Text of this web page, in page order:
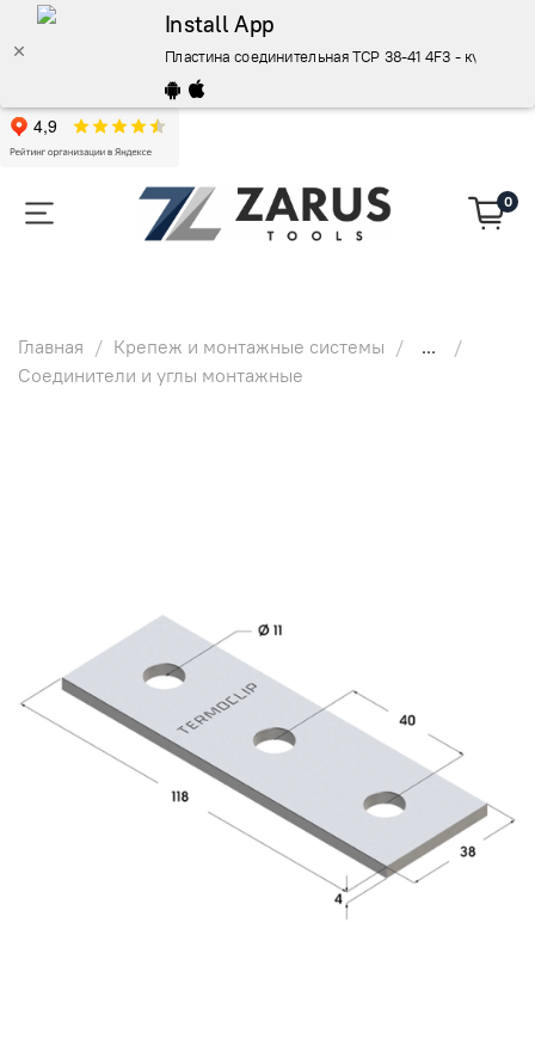
Install App
Пластина соединительная TCP 38-41 4F3 -
0
Главная Крепеж и монтажные системы
...
Соединители и углы монтажные